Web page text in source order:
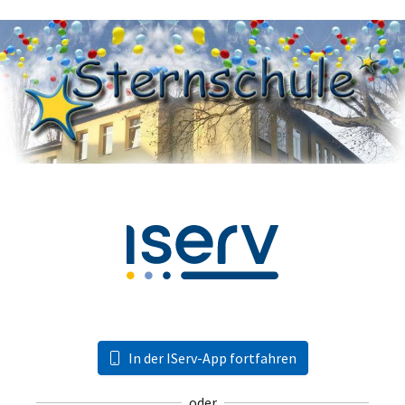
In der IServ-App fortfahren